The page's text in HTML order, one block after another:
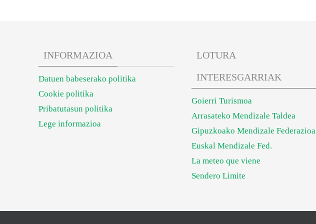
INFORMAZIOA
Datuen babeserako politika
Cookie politika
Pribatutasun politika
Lege informazioa
LOTURA
INTERESGARRIAK
Goierri Turismoa
Arrasateko Mendizale Taldea
Gipuzkoako Mendizale Federazioa
Euskal Mendizale Fed.
La meteo que viene
Sendero Limite